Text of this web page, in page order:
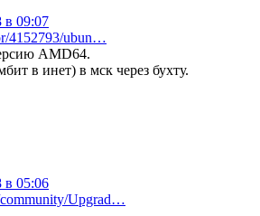
в 09:07
4152793/ubun…
AMD64.
в инет) в мск через бухту.
в 05:06
community/Upgrad…